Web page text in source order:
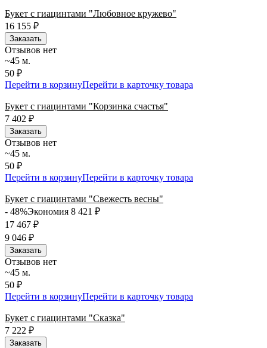
Букет с гиацинтами "Любовное кружево"
16 155 ₽
Заказать
Отзывов нет
~45 м.
50 ₽
Перейти в корзинуПерейти в карточку товара
Букет с гиацинтами "Корзинка счастья"
7 402 ₽
Заказать
Отзывов нет
~45 м.
50 ₽
Перейти в корзинуПерейти в карточку товара
Букет с гиацинтами "Свежесть весны"
- 48%Экономия 8 421 ₽
17 467 ₽
9 046 ₽
Заказать
Отзывов нет
~45 м.
50 ₽
Перейти в корзинуПерейти в карточку товара
Букет с гиацинтами "Сказка"
7 222 ₽
Заказать